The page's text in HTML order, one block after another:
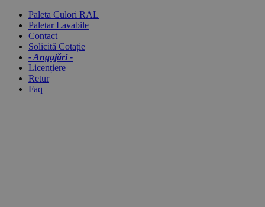
Paleta Culori RAL
Paletar Lavabile
Contact
Solicită Cotație
- Angajări -
Licențiere
Retur
Faq